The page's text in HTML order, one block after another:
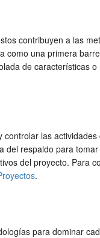
contribuyen a las
como una primera
de características
controlar las
respaldo para
del proyecto. Para
.
para dominar